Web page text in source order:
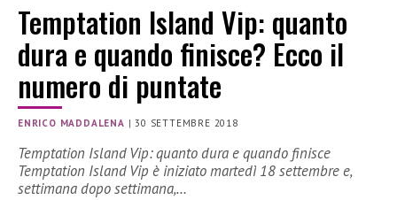
Temptation Island Vip: quanto
dura e quando finisce? Ecco il
numero di puntate
ENRICO MADDALENA |30 SETTEMBRE 2018
Temptation Island Vip: quanto dura e quando finisce
Temptation Island Vip è iniziato martedì 18 settembre e,
settimana dopo settimana,…